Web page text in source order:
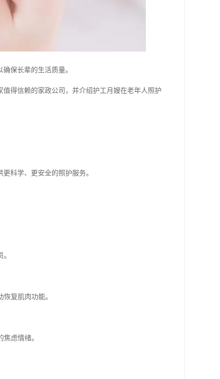
保长辈的生活质量。
得信赖的家政公司，并介绍护工月嫂在老年人照护
科学、更安全的照护服务。
复肌肉功能。
虑情绪。